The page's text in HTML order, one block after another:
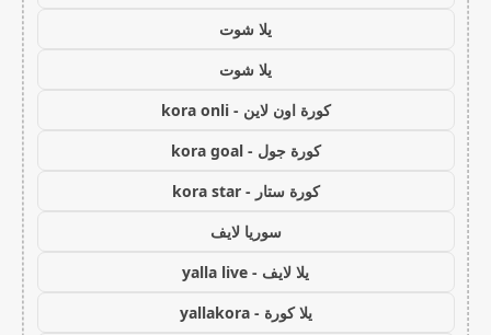
يلا شوت
يلا شوت
كورة اون لاين - kora onli
كورة جول - kora goal
كورة ستار - kora star
سوريا لايف
يلا لايف - yalla live
يلا كورة - yallakora